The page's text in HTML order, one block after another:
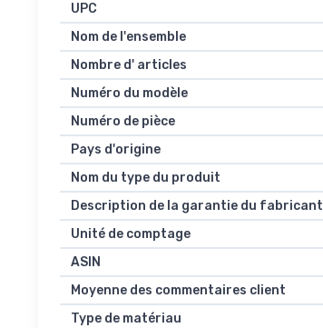
UPC
Nom de l'ensemble
Nombre d' articles
Numéro du modèle
Numéro de pièce
Pays d'origine
Nom du type du produit
Description de la garantie du fabricant
Unité de comptage
ASIN
Moyenne des commentaires client
Type de matériau